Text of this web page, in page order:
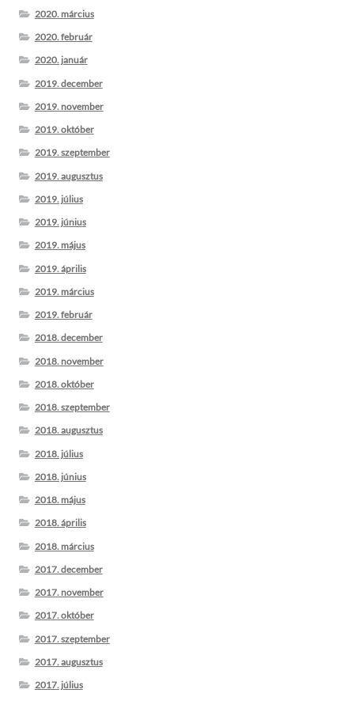
2020. március
2020. február
2020. január
2019. december
2019. november
2019. október
2019. szeptember
2019. augusztus
2019. július
2019. június
2019. május
2019. április
2019. március
2019. február
2018. december
2018. november
2018. október
2018. szeptember
2018. augusztus
2018. július
2018. június
2018. május
2018. április
2018. március
2017. december
2017. november
2017. október
2017. szeptember
2017. augusztus
2017. július